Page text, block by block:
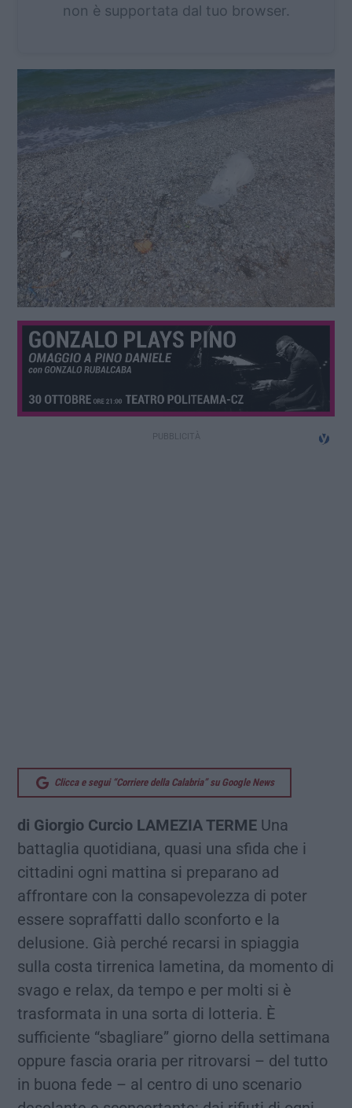
non è supportata dal tuo browser.
Clicca e segui “Corriere della Calabria” su Google News
di Giorgio Curcio LAMEZIA TERME Una
battaglia quotidiana, quasi una sfida che i
cittadini ogni mattina si preparano ad
affrontare con la consapevolezza di poter
essere sopraffatti dallo sconforto e la
delusione. Già perché recarsi in spiaggia
sulla costa tirrenica lametina, da momento di
svago e relax, da tempo e per molti si è
trasformata in una sorta di lotteria. È
sufficiente “sbagliare” giorno della settimana
oppure fascia oraria per ritrovarsi – del tutto
in buona fede – al centro di uno scenario